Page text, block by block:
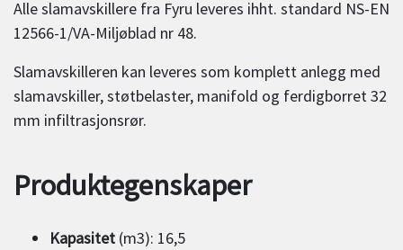
Alle slamavskillere fra Fyru leveres ihht. standard NS-EN
12566-1/VA-Miljøblad nr 48.
Slamavskilleren kan leveres som komplett anlegg med
slamavskiller, støtbelaster, manifold og ferdigborret 32
mm infiltrasjonsrør.
Produktegenskaper
Kapasitet (m3): 16,5